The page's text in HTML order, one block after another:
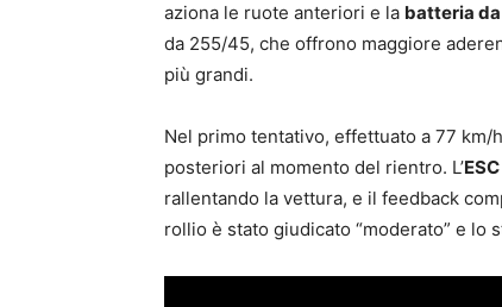
aziona le ruote anteriori e la batteria
da 255/45, che offrono maggiore
più grandi.
Nel primo tentativo, effettuato a 77
posteriori al momento del rientro. L’ESC
rallentando la vettura, e il feedback
rollio è stato giudicato “moderato” e lo